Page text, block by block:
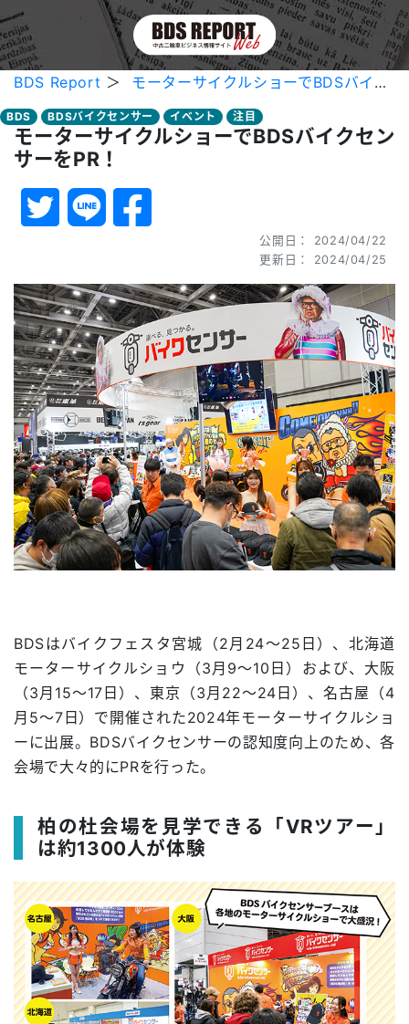
BDS Report ＞ モーターサイクルショーでBDSバイクセンサーをPR！
BDS BDSバイクセンサー イベント 注目
モーターサイクルショーでBDSバイクセン
サーをPR！
公開日： 2024/04/22
更新日： 2024/04/25
BDSはバイクフェスタ宮城（2月24～25日）、北海道
モーターサイクルショウ（3月9～10日）および、大阪
（3月15〜17日）、東京（3月22〜24日）、名古屋（4
月5〜7日）で開催された2024年モーターサイクルショ
ーに出展。BDSバイクセンサーの認知度向上のため、各
会場で大々的にPRを行った。
柏の杜会場を見学できる「VRツアー」
は約1300人が体験